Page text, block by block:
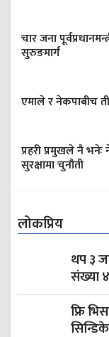
चार जना
सुरुङमार्ग
एमाले र नेकपाबीच
प्रहरी प्रमुखले नै भनेः
सुरक्षामा चुनौती
लोकप्रिय
थप ३
संख्या
फ्रि